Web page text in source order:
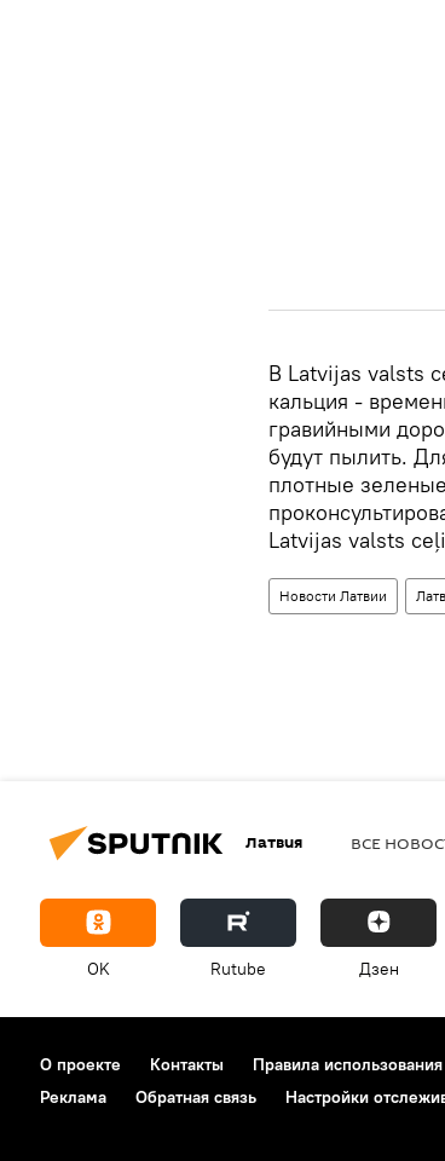
В Latvijas valsts
кальция -
гравийными
будут пылить.
плотные
Latvijas valsts
Новости Латвии
Латвия ВСЕ
OK Rutube Дзен
О проекте Контакты Правила использования
Реклама
Обратная связь Настройки